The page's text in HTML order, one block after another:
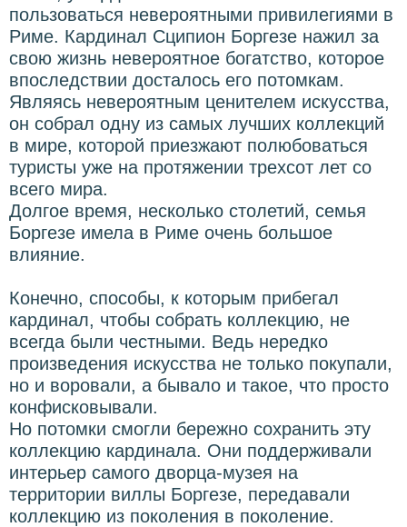
пользоваться невероятными привилегиями в
Риме. Кардинал Сципион Боргезе нажил за
свою жизнь невероятное богатство, которое
впоследствии досталось его потомкам.
Являясь невероятным ценителем искусства,
он собрал одну из самых лучших коллекций
в мире, которой приезжают полюбоваться
туристы уже на протяжении трехсот лет со
всего мира.
Долгое время, несколько столетий, семья
Боргезе имела в Риме очень большое
влияние.
Конечно, способы, к которым прибегал
кардинал, чтобы собрать коллекцию, не
всегда были честными. Ведь нередко
произведения искусства не только покупали,
но и воровали, а бывало и такое, что просто
конфисковывали.
Но потомки смогли бережно сохранить эту
коллекцию кардинала. Они поддерживали
интерьер самого дворца-музея на
территории виллы Боргезе, передавали
коллекцию из поколения в поколение.